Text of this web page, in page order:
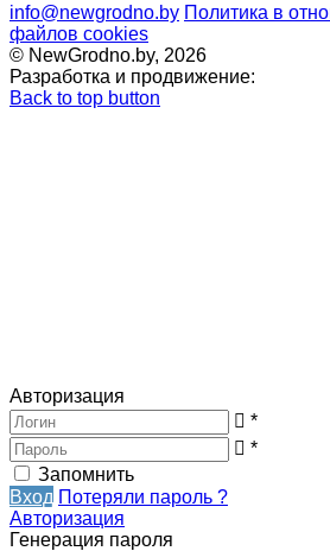
info@newgrodno.by Политика в
файлов cookies
© NewGrodno.by, 2026
Разработка и продвижение:
Back to top button
Авторизация
*
*
Запомнить
Вход Потеряли пароль ?
Авторизация
Генерация пароля